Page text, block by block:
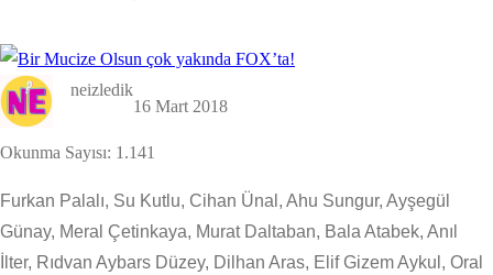
neizledik
16 Mart 2018
Okunma Sayısı: 1.141
Furkan Palalı, Su Kutlu, Cihan Ünal, Ahu Sungur, Ayşegül
Günay, Meral Çetinkaya, Murat Daltaban, Bala Atabek, Anıl
İlter, Rıdvan Aybars Düzey, Dilhan Aras, Elif Gizem Aykul, Oral